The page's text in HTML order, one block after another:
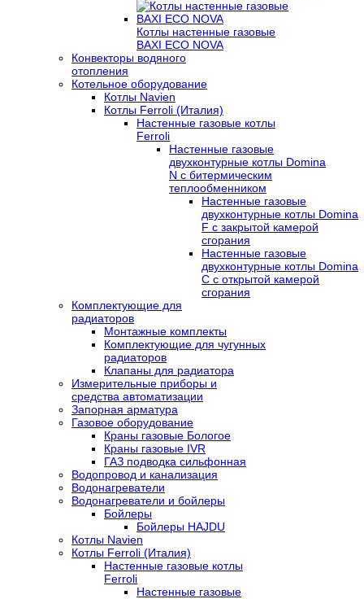
Котлы настенные газовые
BAXI ECO NOVA
Конвекторы водяного
отопления
Котельное оборудование
Котлы Navien
Котлы Ferroli (Италия)
Настенные газовые котлы
Ferroli
Настенные газовые
двухконтурные котлы Domina
N с битермическим
теплообменником
Настенные газовые
двухконтурные котлы Domina
F с закрытой камерой
сгорания
Настенные газовые
двухконтурные котлы Domina
C с открытой камерой
сгорания
Комплектующие для
радиаторов
Монтажные комплекты
Комплектующие для чугунных
радиаторов
Клапаны для радиатора
Измерительные приборы и
средства автоматизации
Запорная арматура
Газовое оборудование
Краны газовые Бологое
Краны газовые IVR
ГАЗ подводка сильфонная
Водопровод и канализация
Водонагреватели
Водонагреватели и бойлеры
Бойлеры
Бойлеры HAJDU
Котлы Navien
Котлы Ferroli (Италия)
Настенные газовые котлы
Ferroli
Настенные газовые